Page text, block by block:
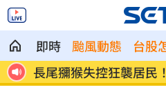
即時 颱風動態 台股
、
長尾獼猴失控狂襲居民
因